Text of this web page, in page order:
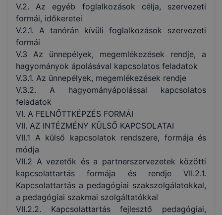
V.2. Az egyéb foglalkozások célja, szervezeti
formái, időkeretei
V.2.1. A tanórán kívüli foglalkozások szervezeti
formái
V.3 Az ünnepélyek, megemlékezések rendje, a
hagyományok ápolásával kapcsolatos feladatok
V.3.1. Az ünnepélyek, megemlékezések rendje
V.3.2. A hagyományápolással kapcsolatos
feladatok
VI. A FELNŐTTKÉPZÉS FORMÁI
VII. AZ INTÉZMÉNY KÜLSŐ KAPCSOLATAI
VII.1 A külső kapcsolatok rendszere, formája és
módja
VII.2 A vezetők és a partnerszervezetek közötti
kapcsolattartás formája és rendje VII.2.1.
Kapcsolattartás a pedagógiai szakszolgálatokkal,
a pedagógiai szakmai szolgáltatókkal
VII.2.2. Kapcsolattartás fejlesztő pedagógiai,